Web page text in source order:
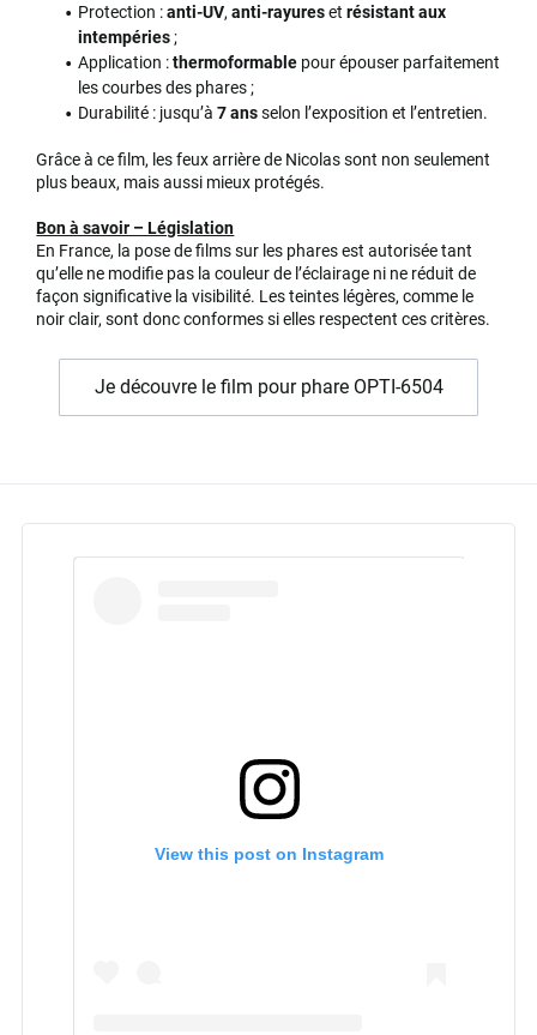
Protection :anti-UV,anti-rayuresetrésistant aux
intempéries;
Application :thermoformable pour épouser parfaitement
les courbes des phares ;
Durabilité : jusqu’à7 ansselon l’exposition et l’entretien.
Grâce à ce film, les feux arrière de Nicolas sont non seulement
plus beaux, mais aussi mieux protégés.
Bon à savoir – Législation
En France, la pose de films sur les phares est autorisée tant
qu’elle ne modifie pas la couleur de l’éclairage ni ne réduit de
façon significative la visibilité. Les teintes légères, comme le
noir clair, sont donc conformes si elles respectent ces critères.
Je découvre le film pour phare OPTI-6504
View this post on Instagram